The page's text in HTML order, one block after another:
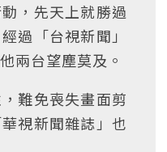
，先天上就勝過
過「台視新聞」
兩台望塵莫及。
難免喪失畫面剪
視新聞雜誌」也